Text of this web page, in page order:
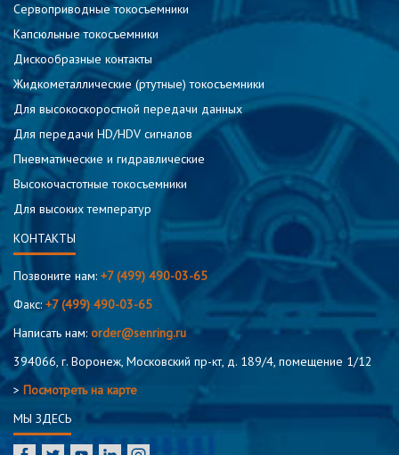
Сервоприводные токосъемники
Капсюльные токосъемники
Дискообразные контакты
Жидкометаллические (ртутные) токосъемники
Для высокоскоростной передачи данных
Для передачи HD/HDV сигналов
Пневматические и гидравлические
Высокочастотные токосъемники
Для высоких температур
КОНТАКТЫ
Позвоните нам: +7 (499) 490-03-65
Факс:+7 (499) 490-03-65
Написать нам: order@senring.ru
394066, г. Воронеж, Московский пр-кт, д. 189/4, помещение 1/12
> Посмотреть на карте
МЫ ЗДЕСЬ